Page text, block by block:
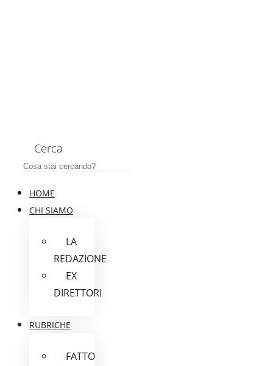
Cerca
HOME
CHI SIAMO
LA
REDAZIONE
EX
DIRETTORI
RUBRICHE
FATTO